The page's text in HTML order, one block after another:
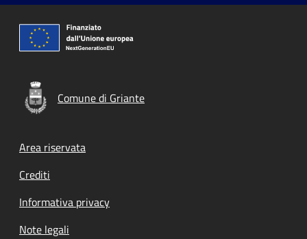
Comune di Griante
Footer menu
Area riservata
Crediti
Informativa privacy
Note legali